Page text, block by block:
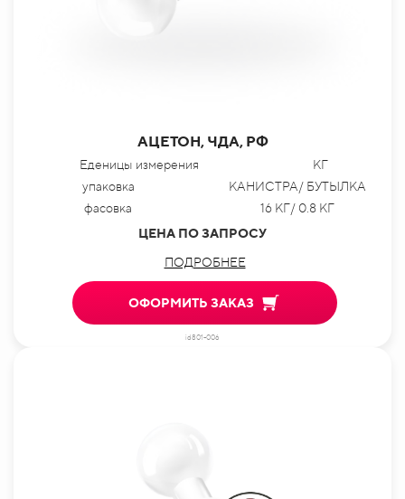
АЦЕТОН, ЧДА, РФ
Еденицы измерения
КГ
упаковка
КАНИСТРА/ БУТЫЛКА
фасовка
16 КГ/ 0.8 КГ
ЦЕНА ПО ЗАПРОСУ
ПОДРОБНЕЕ
ОФОРМИТЬ ЗАКАЗ
id801-006